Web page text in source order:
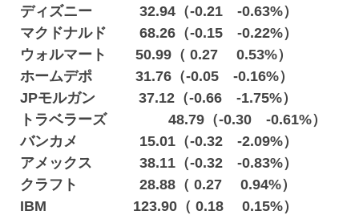
ディズニー 32.94（-0.21 -0.63%）
マクドナルド 68.26（-0.15 -0.22%）
ウォルマート 50.99（ 0.27 0.53%）
ホームデポ 31.76（-0.05 -0.16%）
JPモルガン 37.12（-0.66 -1.75%）
トラベラーズ 48.79（-0.30 -0.61%）
バンカメ 15.01（-0.32 -2.09%）
アメックス 38.11（-0.32 -0.83%）
クラフト 28.88（ 0.27 0.94%）
IBM 123.90（ 0.18 0.15%）